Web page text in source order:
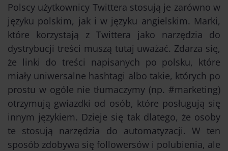
Polscy użytkownicy Twittera stosują je zarówno w
języku polskim, jak i w języku angielskim. Marki,
które korzystają z Twittera jako narzędzia do
dystrybucji treści muszą tutaj uważać. Zdarza się,
że linki do treści napisanych po polsku, które
miały uniwersalne hashtagi albo takie, których po
prostu w ogóle nie tłumaczymy (np. #marketing)
otrzymują gwiazdki od osób, które posługują się
innym językiem. Dzieje się tak dlatego, że osoby
te stosują narzędzia do automatyzacji. W ten
sposób zdobywa się followersów i polubienia, ale